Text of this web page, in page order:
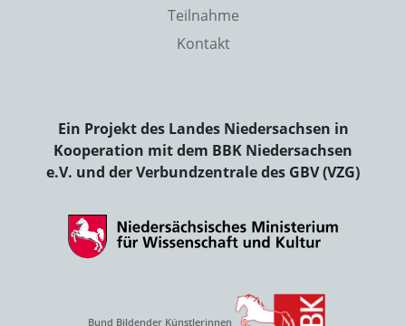
Teilnahme
Kontakt
Ein Projekt des Landes Niedersachsen in
Kooperation mit dem BBK Niedersachsen
e.V. und der Verbundzentrale des GBV (VZG)
Bund Bildender Künstlerinnen